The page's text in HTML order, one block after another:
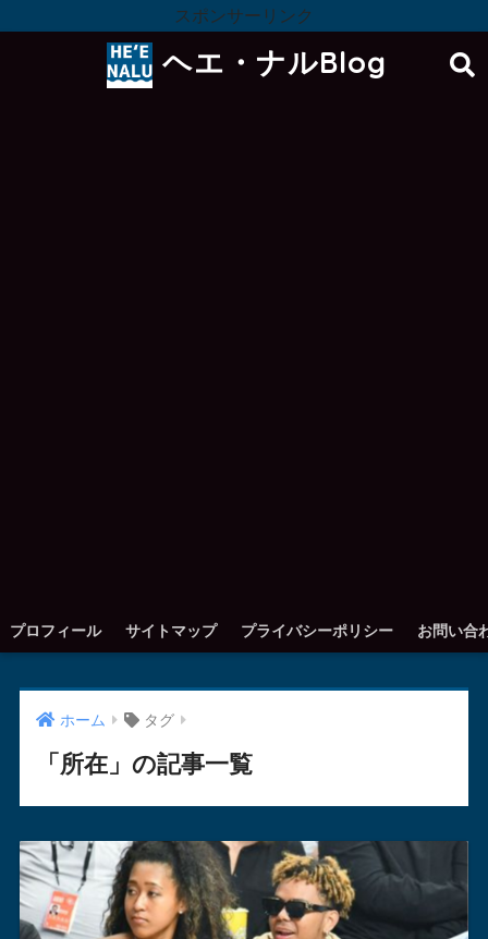
スポンサーリンク
ヘエ・ナルBlog
プロフィール サイトマップ プライバシーポリシー お問い合
ホーム タグ
「所在」の記事一覧